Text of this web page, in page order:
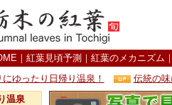
｜ 紅葉見頃予測 ｜ 紅葉のメカニズム
ゆったり日帰り温泉！
伝統の
温泉